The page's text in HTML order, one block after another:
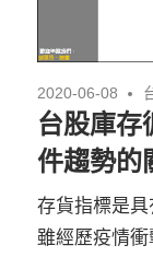
2020-06-08
台股庫存
件趨勢的
存貨指標是具
雖經歷疫情